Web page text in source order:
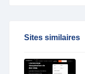
Sites similaires